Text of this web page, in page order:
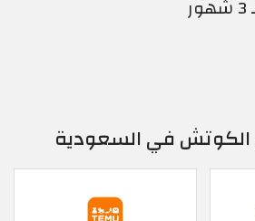
الكوتش في السعودية